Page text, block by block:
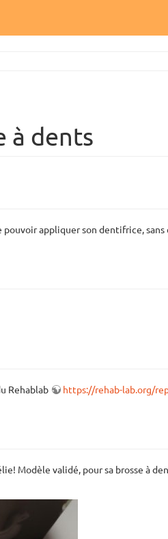
à dents
appliquer son dentifrice, sans
Rehablab https://rehab-lab.org/
Modèle validé, pour sa brosse à